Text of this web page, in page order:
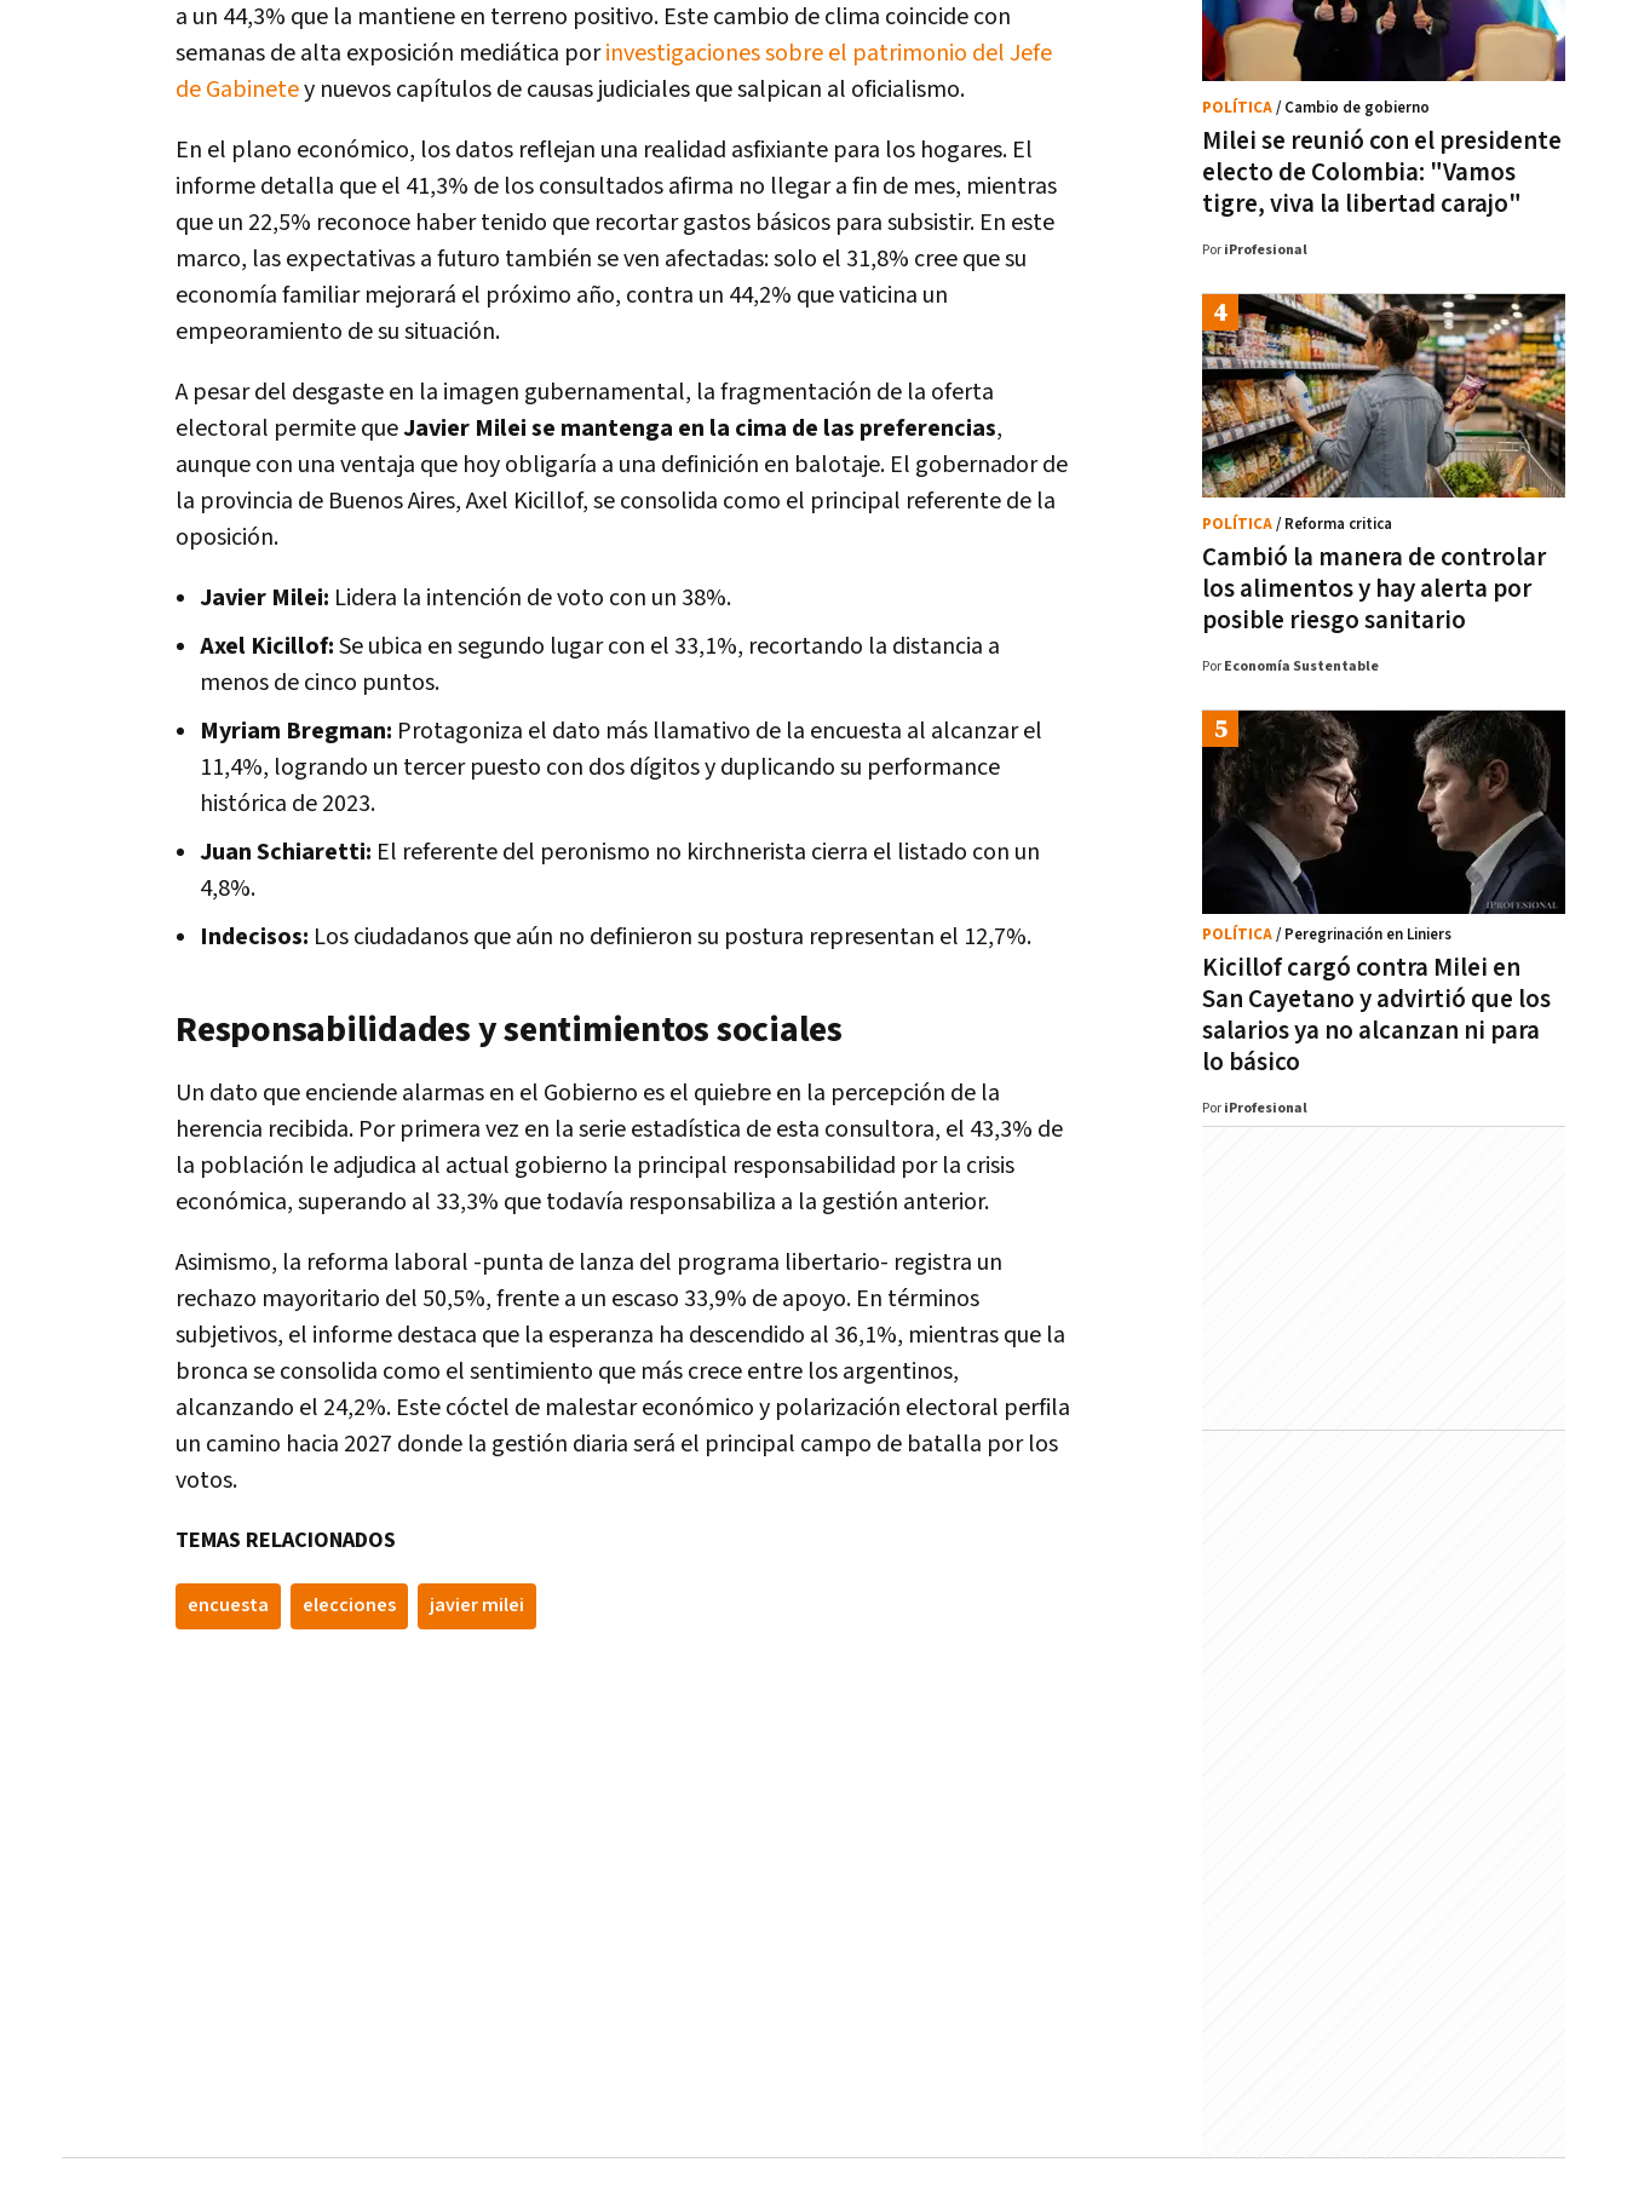
a un 44,3% que la mantiene en terreno positivo. Este cambio de clima coincide con
semanas de alta exposición mediática porinvestigaciones sobre el patrimonio del Jefe
de Gabinetey nuevos capítulos de causas judiciales que salpican al oficialismo.
En el plano económico, los datos reflejan una realidad asfixiante para los hogares. El
informe detalla que el 41,3% de los consultados afirma no llegar a fin de mes, mientras
que un 22,5% reconoce haber tenido que recortar gastos básicos para subsistir. En este
marco, las expectativas a futuro también se ven afectadas: solo el 31,8% cree que su
economía familiar mejorará el próximo año, contra un 44,2% que vaticina un
empeoramiento de su situación.
A pesar del desgaste en la imagen gubernamental, la fragmentación de la oferta
electoral permite queJavier Milei se mantenga en la cima de las preferencias,
aunque con una ventaja que hoy obligaría a una definición en balotaje. El gobernador de
la provincia de Buenos Aires, Axel Kicillof, se consolida como el principal referente de la
oposición.
Javier Milei: Lidera la intención de voto con un 38%.
Axel Kicillof:Se ubica en segundo lugar con el 33,1%, recortando la distancia a
menos de cinco puntos.
Myriam Bregman: Protagoniza el dato más llamativo de la encuesta al alcanzar el
11,4%, logrando un tercer puesto con dos dígitos y duplicando su performance
histórica de 2023.
Juan Schiaretti: El referente del peronismo no kirchnerista cierra el listado con un
4,8%.
Indecisos: Los ciudadanos que aún no definieron su postura representan el 12,7%.
Responsabilidades y sentimientos sociales
Un dato que enciende alarmas en el Gobierno es el quiebre en la percepción de la
herencia recibida. Por primera vez en la serie estadística de esta consultora, el 43,3% de
la población le adjudica al actual gobierno la principal responsabilidad por la crisis
económica, superando al 33,3% que todavía responsabiliza a la gestión anterior.
Asimismo, la reforma laboral -punta de lanza del programa libertario- registra un
rechazo mayoritario del 50,5%, frente a un escaso 33,9% de apoyo. En términos
subjetivos, el informe destaca que la esperanza ha descendido al 36,1%, mientras que la
bronca se consolida como el sentimiento que más crece entre los argentinos,
alcanzando el 24,2%. Este cóctel de malestar económico y polarización electoral perfila
un camino hacia 2027 donde la gestión diaria será el principal campo de batalla por los
votos.
TEMAS RELACIONADOS
encuesta elecciones javier milei
Milei se reunió con el presidente
electo de Colombia: "Vamos
tigre, viva la libertad carajo"
POLÍTICA/ Cambio de gobierno
Por iProfesional
Cambió la manera de controlar
los alimentos y hay alerta por
posible riesgo sanitario
POLÍTICA/ Reforma critica
Por Economía Sustentable
Kicillof cargó contra Milei en
San Cayetano y advirtió que los
salarios ya no alcanzan ni para
lo básico
POLÍTICA/ Peregrinación en Liniers
Por iProfesional